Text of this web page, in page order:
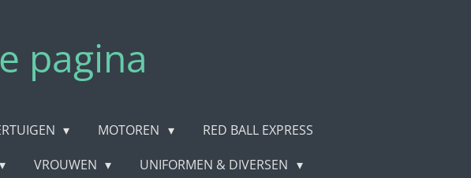
pagina
MOTOREN
RED BALL EXPRESS
VROUWEN
UNIFORMEN & DIVERSEN